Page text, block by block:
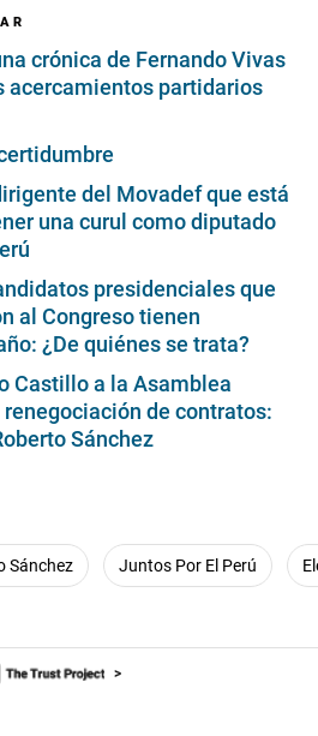
crónica de Fernando Vivas
acercamientos partidarios
del Movadef que está
una curul como diputado
presidenciales que
al Congreso tienen
¿De quiénes se trata?
Castillo a la Asamblea
de contratos:
Sánchez
Sánchez Juntos Por El Perú